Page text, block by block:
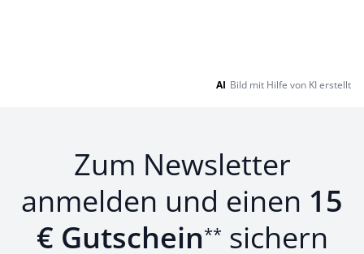
AI Bild mit Hilfe von KI erstellt
Zum Newsletter
anmelden und einen 15
€ Gutschein** sichern